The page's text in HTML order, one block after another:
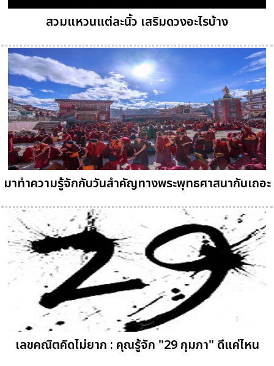
สวมแหวนแต่ละนิ้ว เสริมดวงอะไรบ้าง
มาทำความรู้จักกับวันสำคัญทางพระพุทธศาสนากันเถอะ
เลขคณิตคิดไม่ยาก : คุณรู้จัก "29 กุมภา" ดีแค่ไหน